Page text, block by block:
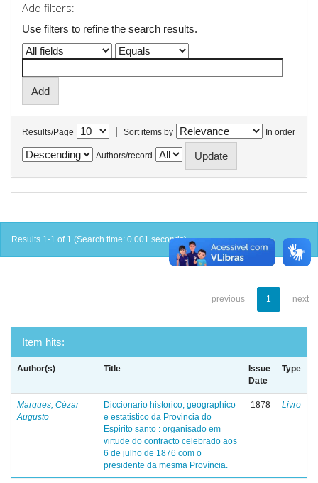
Add filters:
Use filters to refine the search results.
Results/Page | Sort items by In order
Authors/record
Results 1-1 of 1 (Search time: 0.001 seconds).
previous 1 next
Item hits:
Author(s) Title
Issue
Date
Type
Marques, Cézar
Augusto
Diccionario historico, geographico
e estatistico da Provincia do
Espirito santo : organisado em
virtude do contracto celebrado aos
6 de julho de 1876 com o
presidente da mesma Província.
1878 Livro